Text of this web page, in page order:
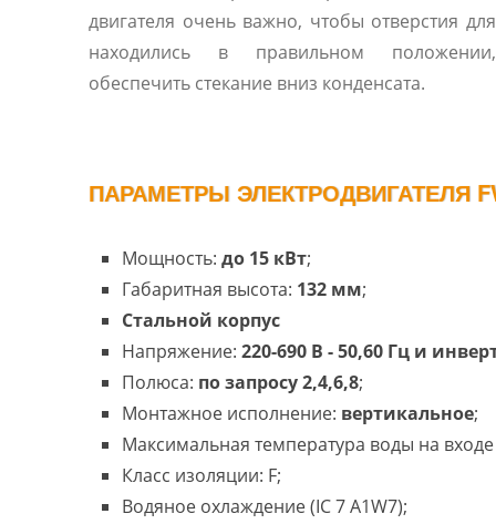
двигателя очень важно, чтобы отверстия
находились в правильном
обеспечить стекание вниз конденсата.
ПАРАМЕТРЫ ЭЛЕКТРОДВИГАТЕЛЯ
Мощность: до 15 кВт;
Габаритная высота: 132 мм;
Cтальной корпус
Напряжение: 220-690 В - 50,60 Гц и
Полюса: по запросу 2,4,6,8;
Монтажное исполнение: вертикальное;
Максимальная температура воды на входе
Класс изоляции: F;
Водяное охлаждение (IC 7 A1W7);